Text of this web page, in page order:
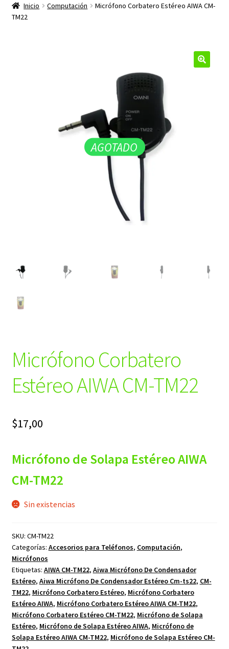
hijo
productos
Inicio Computación
Micrófono Corbatero Estéreo AIWA CM-
TM22
AGOTADO
Micrófono Corbatero
Estéreo AIWA CM-TM22
$17,00
Micrófono de Solapa Estéreo AIWA
CM-TM22
Sin existencias
SKU: CM-TM22
Categorías: Accesorios para Teléfonos, Computación,
Micrófonos
Etiquetas: AIWA CM-TM22, Aiwa Micrófono De Condensador
Estéreo, Aiwa Micrófono De Condensador Estéreo Cm-ts22, CM-
TM22, Micrófono Corbatero Estéreo, Micrófono Corbatero
Estéreo AIWA, Micrófono Corbatero Estéreo AIWA CM-TM22,
Micrófono Corbatero Estéreo CM-TM22, Micrófono de Solapa
Estéreo, Micrófono de Solapa Estéreo AIWA, Micrófono de
Solapa Estéreo AIWA CM-TM22, Micrófono de Solapa Estéreo CM-